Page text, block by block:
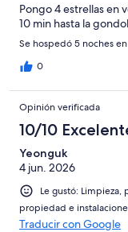
Pongo 4 estrellas en
10 min hasta la
Se hospedó 5 noches
0
Opinión verificada
10/10
Yeonguk
4 jun. 2026
Le gustó: Limpieza,
propiedad e
Traducir con Google